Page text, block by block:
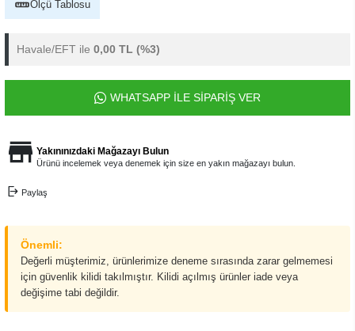
Ölçü Tablosu
Havale/EFT ile 0,00 TL (%3)
WHATSAPP İLE SİPARİŞ VER
Yakınınızdaki Mağazayı Bulun
Ürünü incelemek veya denemek için size en yakın mağazayı bulun.
Paylaş
Önemli:
Değerli müşterimiz, ürünlerimize deneme sırasında zarar gelmemesi
için güvenlik kilidi takılmıştır. Kilidi açılmış ürünler iade veya
değişime tabi değildir.